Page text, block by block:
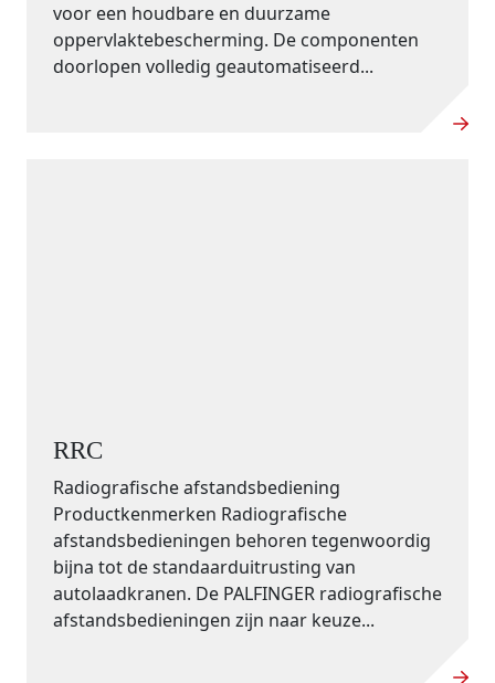
voor een houdbare en duurzame
oppervlaktebescherming. De componenten
doorlopen volledig geautomatiseerd...
RRC
Radiografische afstandsbediening
Productkenmerken Radiografische
afstandsbedieningen behoren tegenwoordig
bijna tot de standaarduitrusting van
autolaadkranen. De PALFINGER radiografische
afstandsbedieningen zijn naar keuze...